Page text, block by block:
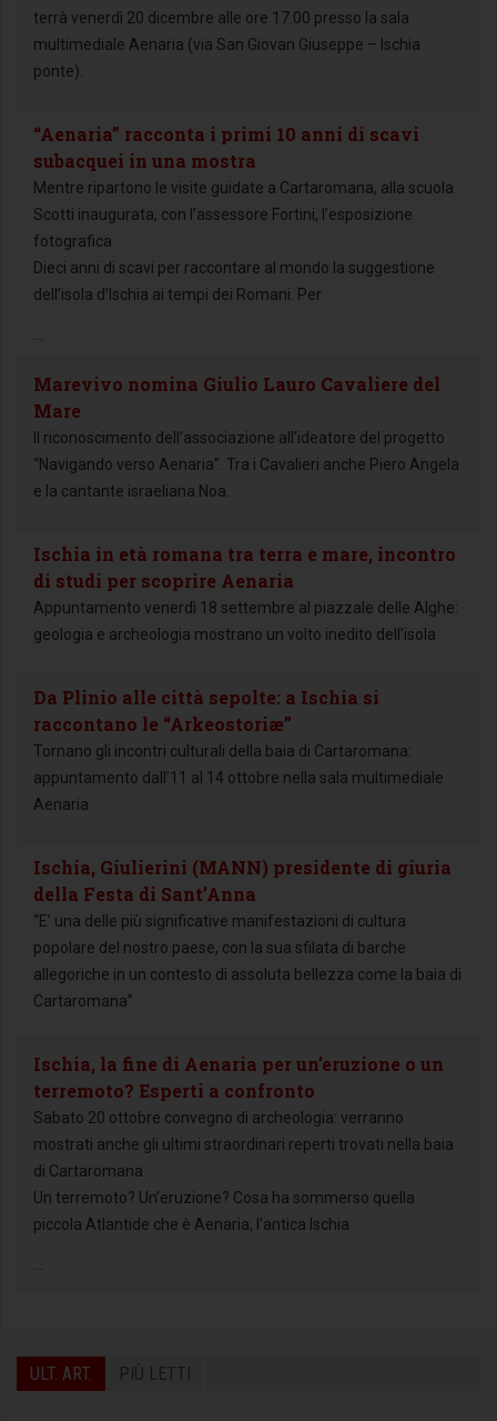
terrà venerdì 20 dicembre alle ore 17.00 presso la sala
multimediale Aenaria (via San Giovan Giuseppe – Ischia
ponte).
“Aenaria” racconta i primi 10 anni di scavi
subacquei in una mostra
Mentre ripartono le visite guidate a Cartaromana, alla scuola
Scotti inaugurata, con l’assessore Fortini, l’esposizione
fotografica
Dieci anni di scavi per raccontare al mondo la suggestione
dell’isola d’Ischia ai tempi dei Romani. Per
Marevivo nomina Giulio Lauro Cavaliere del
Mare
Il riconoscimento dell’associazione all’ideatore del progetto
“Navigando verso Aenaria”. Tra i Cavalieri anche Piero Angela
e la cantante israeliana Noa.
Ischia in età romana tra terra e mare, incontro
di studi per scoprire Aenaria
Appuntamento venerdì 18 settembre al piazzale delle Alghe:
geologia e archeologia mostrano un volto inedito dell’isola
Da Plinio alle città sepolte: a Ischia si
raccontano le “Arkeostoriæ”
Tornano gli incontri culturali della baia di Cartaromana:
appuntamento dall’11 al 14 ottobre nella sala multimediale
Aenaria
Ischia, Giulierini (MANN) presidente di giuria
della Festa di Sant’Anna
“E’ una delle più significative manifestazioni di cultura
popolare del nostro paese, con la sua sfilata di barche
allegoriche in un contesto di assoluta bellezza come la baia di
Cartaromana”
Ischia, la fine di Aenaria per un’eruzione o un
terremoto? Esperti a confronto
Sabato 20 ottobre convegno di archeologia: verranno
mostrati anche gli ultimi straordinari reperti trovati nella baia
di Cartaromana.
Un terremoto? Un’eruzione? Cosa ha sommerso quella
piccola Atlantide che è Aenaria, l’antica Ischia
ULT. ART. PIÙ LETTI